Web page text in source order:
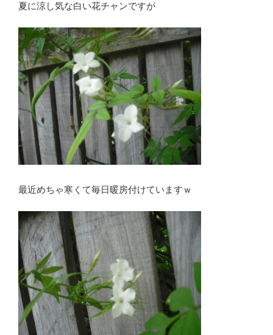
夏に涼し気な白い花チャンですが
最近めちゃ寒くて毎日暖房付けていますｗ